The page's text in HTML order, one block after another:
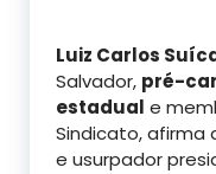
Luiz Carlos
Salvador, pré-
estadual e
Sindicato, afirma
e usurpador